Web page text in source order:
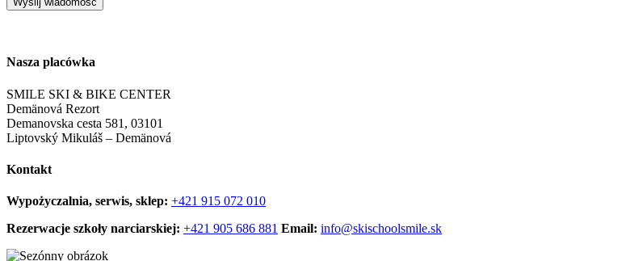
Nasza placówka
SMILE SKI & BIKE CENTER
Demänová Rezort
Demanovska cesta 581, 03101
Liptovský Mikuláš – Demänová
Kontakt
Wypożyczalnia, serwis, sklep: +421 915 072 010
Rezerwacje szkoły narciarskiej: +421 905 686 881 Email: info@skischoolsmile.sk